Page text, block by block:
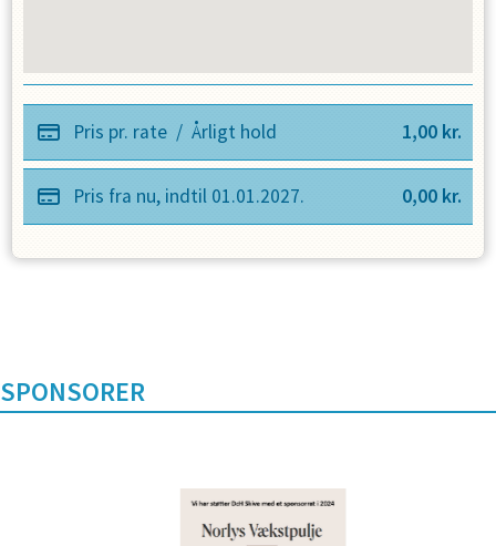
Pris pr. rate / Årligt hold 1,00 kr.
Pris fra nu, indtil 01.01.2027. 0,00 kr.
SPONSORER